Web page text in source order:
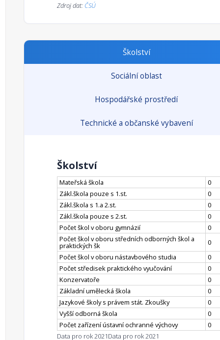
Zdroj dat: ČSÚ
Školství
Sociální oblast
Hospodářské prostředí
Technické a občanské vybavení
Školství
Mateřská škola
0
Zákl.škola pouze s 1.st.
0
Zákl.škola s 1.a 2.st.
0
Zákl.škola pouze s 2.st.
0
Počet škol v oboru gymnázií
0
Počet škol v oboru středních odborných škol a
praktických šk
0
Počet škol v oboru nástavbového studia
0
Počet středisek praktického vyučování
0
Konzervatoře
0
Základní umělecká škola
0
Jazykové školy s právem stát. Zkoušky
0
Vyšší odborná škola
0
Počet zařízení ústavní ochranné výchovy
0
Data pro rok 2021Data pro rok 2021